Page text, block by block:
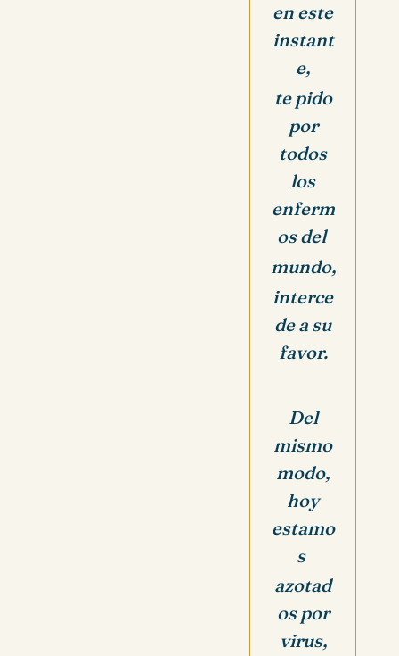
en este
instant
e,
te pido
por
todos
los
enferm
os del
mundo,
interce
de a su
favor.
Del
mismo
modo,
hoy
estamo
s
azotad
os por
virus,